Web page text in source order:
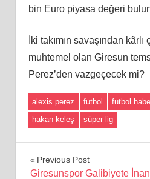
bin Euro piyasa değeri
İki takımın savaşından kârlı
muhtemel olan Giresun
Perez’den vazgeçecek mi?
alexis perez futbol futbol
hakan keleş
süper lig
Yazı
Previous Post
Giresunspor Galibiyete